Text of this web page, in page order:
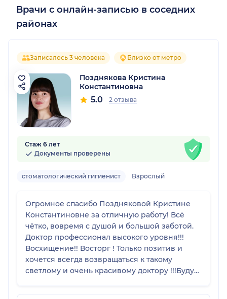
Врачи с онлайн-записью в соседних
районах
Записалось 3 человека Близко от метро
Позднякова Кристина
Константиновна
5.0 2 отзыва
Стаж 6 лет
Документы проверены
стоматологический гигиенист Взрослый
Огромное спасибо Поздняковой Кристине
Константиновне за отличную работу! Всё
чётко, вовремя с душой и большой заботой.
Доктор профессионал высокого уровня!!!
Восхищение!! Восторг ! Только позитив и
хочется всегда возвращаться к такому
светлому и очень красивому доктору !!!Буду
Так же хочется отметить безупречную работу